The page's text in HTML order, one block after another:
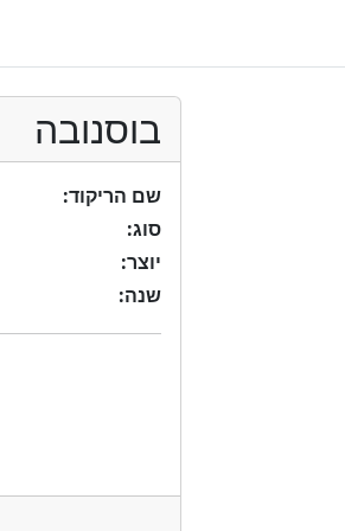
בוסנובה
שם הריקוד:
סוג:
יוצר:
שנה: